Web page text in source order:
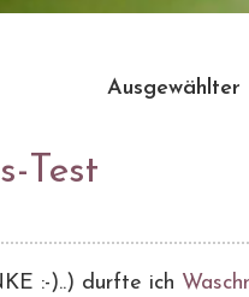
Ausgewählter
Test
:-)..) durfte ich